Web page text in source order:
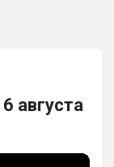
августа